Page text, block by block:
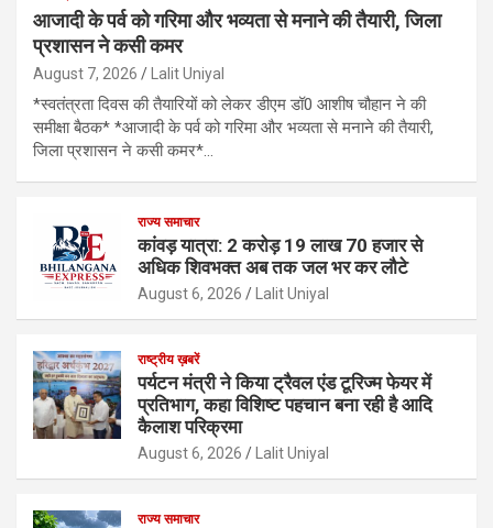
आजादी के पर्व को गरिमा और भव्यता से मनाने की तैयारी, जिला
प्रशासन ने कसी कमर
August 7, 2026 Lalit Uniyal
*स्वतंत्रता दिवस की तैयारियों को लेकर डीएम डॉ0 आशीष चौहान ने की
समीक्षा बैठक* *आजादी के पर्व को गरिमा और भव्यता से मनाने की तैयारी,
जिला प्रशासन ने कसी कमर*…
राज्य समाचार
कांवड़ यात्रा: 2 करोड़ 19 लाख 70 हजार से
अधिक शिवभक्त अब तक जल भर कर लौटे
August 6, 2026 Lalit Uniyal
राष्ट्रीय ख़बरें
पर्यटन मंत्री ने किया ट्रैवल एंड टूरिज्म फेयर में
प्रतिभाग, कहा विशिष्ट पहचान बना रही है आदि
कैलाश परिक्रमा
August 6, 2026 Lalit Uniyal
राज्य समाचार